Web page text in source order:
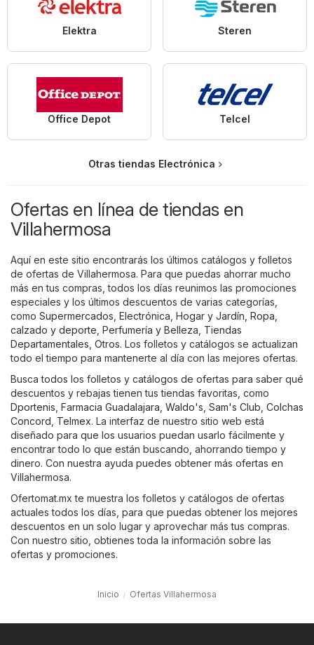
Elektra Steren
Office Depot Telcel
Otras tiendas Electrónica
Ofertas en línea de tiendas en
Villahermosa
Aquí en este sitio encontrarás los últimos catálogos y folletos
de ofertas de Villahermosa. Para que puedas ahorrar mucho
más en tus compras, todos los días reunimos las promociones
especiales y los últimos descuentos de varias categorías,
como Supermercados Electrónica Hogar y Jardín Ropa,
calzado y deporte Perfumería y Belleza Tiendas
Departamentales Otros. Los folletos y catálogos se actualizan
todo el tiempo para mantenerte al día con las mejores ofertas.
Busca todos los folletos y catálogos de ofertas para saber qué
descuentos y rebajas tienen tus tiendas favoritas, como
Dportenis Farmacia Guadalajara Waldo's Sam's Club Colchas
Concord Telmex. La interfaz de nuestro sitio web está
diseñado para que los usuarios puedan usarlo fácilmente y
encontrar todo lo que están buscando, ahorrando tiempo y
dinero. Con nuestra ayuda puedes obtener más ofertas en
Villahermosa.
Ofertomat.mx te muestra los folletos y catálogos de ofertas
actuales todos los días, para que puedas obtener los mejores
descuentos en un solo lugar y aprovechar más tus compras.
Con nuestro sitio, obtienes toda la información sobre las
ofertas y promociones.
Inicio Ofertas Villahermosa